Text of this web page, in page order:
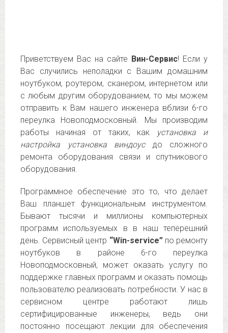
Приветствуем Вас на сайте Вин-Сервис! Если у
Вас случились неполадки с Вашим домашним
ноутбуком, роутером, сканером, интернетом или
с любым другим оборудованием, то мы можем
отправить к Вам нашего инженера вблизи 6-го
переулка Новоподмосковный. Мы производим
работы начиная от таких, как установка и
настройка установка виндоус до сложного
ремонта оборудования связи и спутникового
оборудования.
Программное обеспечение это то, что делает
Ваш планшет функциональным инструментом.
Бывают тысячи и миллионы компьютерных
программ используемых в в наш теперешний
день. Сервисный центр “Win-service”по ремонту
ноутбуков в районе 6-го переулка
Новоподмосковный, может оказать услугу по
поддержке главных программ и оказать помощь
пользователю реализовать потребности. У нас в
сервисном центре работают лишь
сертифицированные инженеры, ведь они
постоянно посещают лекции для обеспечения